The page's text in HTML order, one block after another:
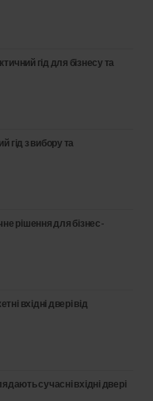
гід для бізнесу та
гід з вибору та
рішення для бізнес-
вхідні двері від
сучасні вхідні двері